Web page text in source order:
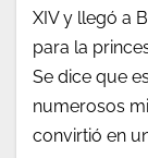
XIV y llegó a
para la
Se dice que
numerosos
convirtió en